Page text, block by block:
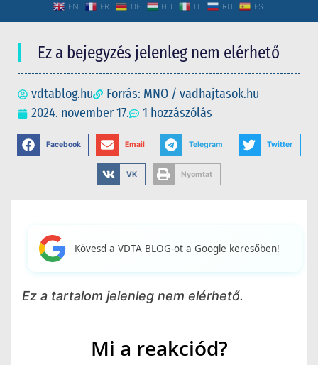
EN FR DE HU IT RU ES
Ez a bejegyzés jelenleg nem elérhető
vdtablog.hu
Forrás: MNO / vadhajtasok.hu
2024. november 17.
1 hozzászólás
Facebook Email Telegram Twitter
VK Nyomtat
Kövesd a VDTA BLOG-ot a Google keresőben!
Ez a tartalom jelenleg nem elérhető.
Mi a reakciód?